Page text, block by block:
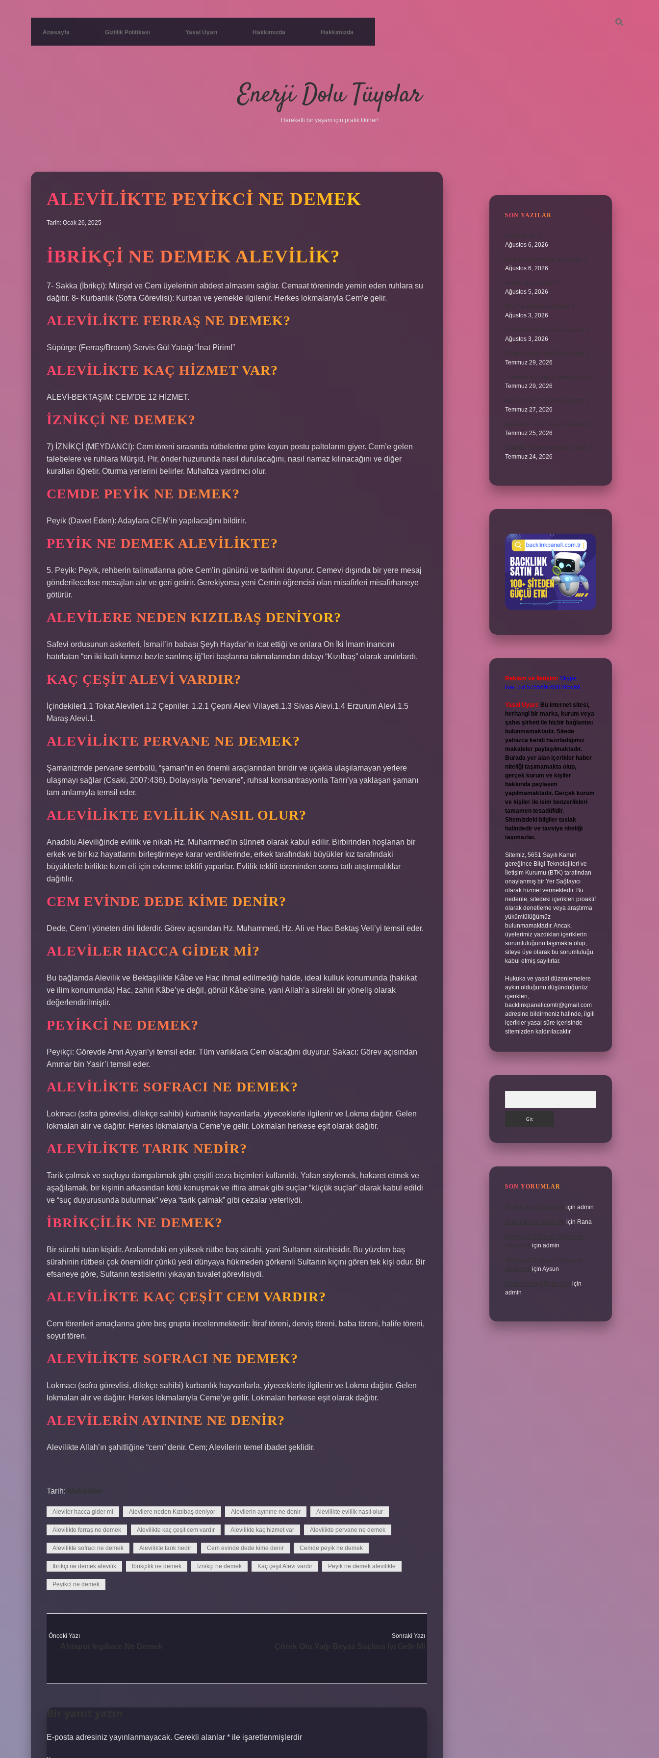
Anasayfa Gizlilik Politikası Yasal Uyarı Hakkımızda Hakkımızda
Enerji Dolu Tüyolar
Hareketli bir yaşam için pratik fikirler!
ALEVILIKTE PEYIKCI NE DEMEK
Tarih: Ocak 26, 2025
İBRIKÇI NE DEMEK ALEVILIK?
7- Sakka (İbrikçi): Mürşid ve Cem üyelerinin abdest almasını sağlar. Cemaat töreninde yemin eden ruhlara su
dağıtır. 8- Kurbanlık (Sofra Görevlisi): Kurban ve yemekle ilgilenir. Herkes lokmalarıyla Cem’e gelir.
ALEVILIKTE FERRAŞ NE DEMEK?
Süpürge (Ferraş/Broom) Servis Gül Yatağı “İnat Pirim!”
ALEVILIKTE KAÇ HIZMET VAR?
ALEVİ-BEKTAŞIM: CEM’DE 12 HİZMET.
İZNIKÇI NE DEMEK?
7) İZNİKÇİ (MEYDANCI): Cem töreni sırasında rütbelerine göre koyun postu paltolarını giyer. Cem’e gelen
talebelere ve ruhlara Mürşid, Pir, önder huzurunda nasıl durulacağını, nasıl namaz kılınacağını ve diğer
kuralları öğretir. Oturma yerlerini belirler. Muhafıza yardımcı olur.
CEMDE PEYIK NE DEMEK?
Peyik (Davet Eden): Adaylara CEM’in yapılacağını bildirir.
PEYIK NE DEMEK ALEVILIKTE?
5. Peyik: Peyik, rehberin talimatlarına göre Cem’in gününü ve tarihini duyurur. Cemevi dışında bir yere mesaj
gönderilecekse mesajları alır ve geri getirir. Gerekiyorsa yeni Cemin öğrencisi olan misafirleri misafirhaneye
götürür.
ALEVILERE NEDEN KIZILBAŞ DENIYOR?
Safevi ordusunun askerleri, İsmail’in babası Şeyh Haydar’ın icat ettiği ve onlara On İki İmam inancını
hatırlatan “on iki katlı kırmızı bezle sarılmış iğ”leri başlarına takmalarından dolayı “Kızılbaş” olarak anılırlardı.
KAÇ ÇEŞIT ALEVI VARDIR?
İçindekiler1.1 Tokat Alevileri.1.2 Çepniler. 1.2.1 Çepni Alevi Vilayeti.1.3 Sivas Alevi.1.4 Erzurum Alevi.1.5
Maraş Alevi.1.
ALEVILIKTE PERVANE NE DEMEK?
Şamanizmde pervane sembolü, “şaman”ın en önemli araçlarından biridir ve uçakla ulaşılamayan yerlere
ulaşmayı sağlar (Csaki, 2007:436). Dolayısıyla “pervane”, ruhsal konsantrasyonla Tanrı’ya yaklaşan şamanı
tam anlamıyla temsil eder.
ALEVILIKTE EVLILIK NASIL OLUR?
Anadolu Aleviliğinde evlilik ve nikah Hz. Muhammed’in sünneti olarak kabul edilir. Birbirinden hoşlanan bir
erkek ve bir kız hayatlarını birleştirmeye karar verdiklerinde, erkek tarafındaki büyükler kız tarafındaki
büyüklerle birlikte kızın eli için evlenme teklifi yaparlar. Evlilik teklifi töreninden sonra tatlı atıştırmalıklar
dağıtılır.
CEM EVINDE DEDE KIME DENIR?
Dede, Cem’i yöneten dini liderdir. Görev açısından Hz. Muhammed, Hz. Ali ve Hacı Bektaş Veli’yi temsil eder.
ALEVILER HACCA GIDER MI?
Bu bağlamda Alevilik ve Bektaşilikte Kâbe ve Hac ihmal edilmediği halde, ideal kulluk konumunda (hakikat
ve ilim konumunda) Hac, zahiri Kâbe’ye değil, gönül Kâbe’sine, yani Allah’a sürekli bir yöneliş olarak
değerlendirilmiştir.
PEYIKCI NE DEMEK?
Peyikçi: Görevde Amri Ayyari’yi temsil eder. Tüm varlıklara Cem olacağını duyurur. Sakacı: Görev açısından
Ammar bin Yasir’i temsil eder.
ALEVILIKTE SOFRACI NE DEMEK?
Lokmacı (sofra görevlisi, dilekçe sahibi) kurbanlık hayvanlarla, yiyeceklerle ilgilenir ve Lokma dağıtır. Gelen
lokmaları alır ve dağıtır. Herkes lokmalarıyla Ceme’ye gelir. Lokmaları herkese eşit olarak dağıtır.
ALEVILIKTE TARIK NEDIR?
Tarik çalmak ve suçluyu damgalamak gibi çeşitli ceza biçimleri kullanıldı. Yalan söylemek, hakaret etmek ve
aşağılamak, bir kişinin arkasından kötü konuşmak ve iftira atmak gibi suçlar “küçük suçlar” olarak kabul edildi
ve “suç duyurusunda bulunmak” veya “tarik çalmak” gibi cezalar yeterliydi.
İBRIKÇILIK NE DEMEK?
Bir sürahi tutan kişidir. Aralarındaki en yüksek rütbe baş sürahi, yani Sultanın sürahisidir. Bu yüzden baş
sürahinin rütbesi çok önemlidir çünkü yedi dünyaya hükmeden görkemli Sultanın kıçını gören tek kişi odur. Bir
efsaneye göre, Sultanın testislerini yıkayan tuvalet görevlisiydi.
ALEVILIKTE KAÇ ÇEŞIT CEM VARDIR?
Cem törenleri amaçlarına göre beş grupta incelenmektedir: İtiraf töreni, derviş töreni, baba töreni, halife töreni,
soyut tören.
ALEVILIKTE SOFRACI NE DEMEK?
Lokmacı (sofra görevlisi, dilekçe sahibi) kurbanlık hayvanlarla, yiyeceklerle ilgilenir ve Lokma dağıtır. Gelen
lokmaları alır ve dağıtır. Herkes lokmalarıyla Ceme’ye gelir. Lokmaları herkese eşit olarak dağıtır.
ALEVILERIN AYININE NE DENIR?
Alevilikte Allah’ın şahitliğine “cem” denir. Cem; Alevilerin temel ibadet şeklidir.
Tarih: Makaleler
Aleviler hacca gider mi Alevilere neden Kızılbaş deniyor Alevilerin ayınıne ne denir Alevilikte evlilik nasıl olur
Alevilikte ferraş ne demek Alevilikte kaç çeşit cem vardır Alevilikte kaç hizmet var Alevilikte pervane ne demek
Alevilikte sofracı ne demek Alevilikte tarık nedir Cem evinde dede kime denir Cemde peyik ne demek
İbrikçi ne demek alevilik İbrikçilik ne demek İznikçi ne demek Kaç çeşit Alevi vardır Peyik ne demek alevilikte
Peyikci ne demek
Önceki Yazı Sonraki Yazı
Bir yanıt yazın
E-posta adresiniz yayınlanmayacak. Gerekli alanlar * ile işaretlenmişlerdir
SON YAZILAR
Ağustos 6, 2026
Kulplu beygirin kaç kulbu var ?
Ağustos 6, 2026
Avcılık spor mudur ?
Ağustos 5, 2026
Ağustos 3, 2026
Ağustos 3, 2026
Temmuz 29, 2026
Temmuz 29, 2026
Temmuz 27, 2026
Temmuz 25, 2026
Temmuz 24, 2026
Reklam ve İletişim: Skype:
live:.cid.575569c608265c69
Yasal Uyarı: Bu internet sitesi,
herhangi bir marka, kurum veya
şahıs şirketi ile hiçbir bağlantısı
bulunmamaktadır. Sitede
yalnızca kendi hazırladığımız
makaleler paylaşılmaktadır.
Burada yer alan içerikler haber
niteliği taşımamakta olup,
gerçek kurum ve kişiler
hakkında paylaşım
yapılmamaktadır. Gerçek kurum
ve kişiler ile isim benzerlikleri
tamamen tesadüfidir.
Sitemizdeki bilgiler taslak
halindedir ve tavsiye niteliği
taşımazlar.
Sitemiz, 5651 Sayılı Kanun
gereğince Bilgi Teknolojileri ve
İletişim Kurumu (BTK) tarafından
onaylanmış bir Yer Sağlayıcı
olarak hizmet vermektedir. Bu
nedenle, sitedeki içerikleri proaktif
olarak denetleme veya araştırma
yükümlülüğümüz
bulunmamaktadır. Ancak,
üyelerimiz yazdıkları içeriklerin
sorumluluğunu taşımakta olup,
siteye üye olarak bu sorumluluğu
kabul etmiş sayılırlar.
Hukuka ve yasal düzenlemelere
aykırı olduğunu düşündüğünüz
içerikleri,
backlinkpanelicomtr@gmail.com
adresine bildirmeniz halinde, ilgili
içerikler yasal süre içerisinde
sitemizden kaldırılacaktır.
SON YORUMLAR
için admin
için Rana
için admin
için Aysun
için
admin